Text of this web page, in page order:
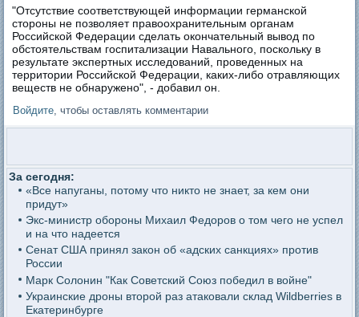
"Отсутствие соответствующей информации германской
стороны не позволяет правоохранительным органам
Российской Федерации сделать окончательный вывод по
обстоятельствам госпитализации Навального, поскольку в
результате экспертных исследований, проведенных на
территории Российской Федерации, каких-либо отравляющих
веществ не обнаружено", - добавил он.
Войдите , чтобы оставлять комментарии
За сегодня:
«Все напуганы, потому что никто не знает, за кем они
придут»
Экс-министр обороны Михаил Федоров о том чего не успел
и на что надеется
Сенат США принял закон об «адских санкциях» против
России
Марк Солонин "Как Советский Союз победил в войне"
Украинские дроны второй раз атаковали склад Wildberries в
Екатеринбурге